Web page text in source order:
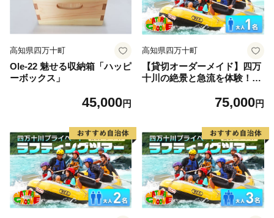
高知県四万十町
Ole-22 魅せる収納箱「ハッピ
ーボックス」
45,000円
高知県四万十町
【貸切オーダーメイド】四万
十川の絶景と急流を体験！四
ングツアー 大人1名『昼食
75,000円